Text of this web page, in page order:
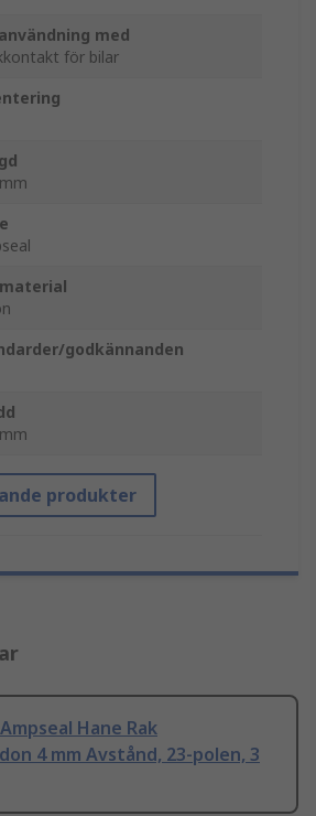
med
för bilar
godkännanden
produkter
Hane Rak
4 mm Avstånd, 23-polen, 3